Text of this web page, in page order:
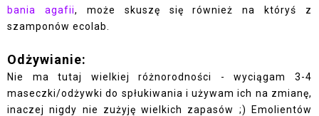
bania agafii, może skuszę się również na któryś z
szamponów ecolab.
Odżywianie:
Nie ma tutaj wielkiej różnorodności - wyciągam 3-4
maseczki/odżywki do spłukiwania i używam ich na zmianę,
inaczej nigdy nie zużyję wielkich zapasów ;) Emolientów